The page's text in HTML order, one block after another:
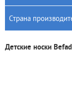
пары/уп.) Babyono
Страна
Детские носки